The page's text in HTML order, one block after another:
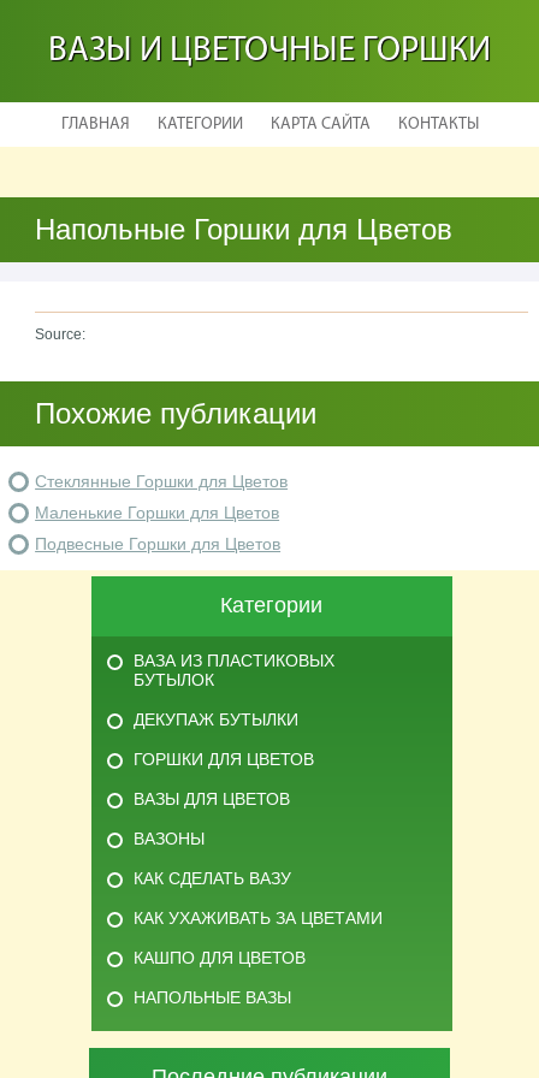
ВАЗЫ И ЦВЕТОЧНЫЕ ГОРШКИ
ГЛАВНАЯ КАТЕГОРИИ КАРТА САЙТА КОНТАКТЫ
Напольные Горшки для Цветов
Source:
Похожие публикации
Стеклянные Горшки для Цветов
Маленькие Горшки для Цветов
Подвесные Горшки для Цветов
Категории
ВАЗА ИЗ ПЛАСТИКОВЫХ
БУТЫЛОК
ДЕКУПАЖ БУТЫЛКИ
ГОРШКИ ДЛЯ ЦВЕТОВ
ВАЗЫ ДЛЯ ЦВЕТОВ
ВАЗОНЫ
КАК СДЕЛАТЬ ВАЗУ
КАК УХАЖИВАТЬ ЗА ЦВЕТАМИ
КАШПО ДЛЯ ЦВЕТОВ
НАПОЛЬНЫЕ ВАЗЫ